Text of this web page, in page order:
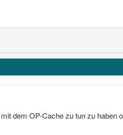
dem OP-Cache zu tun zu haben